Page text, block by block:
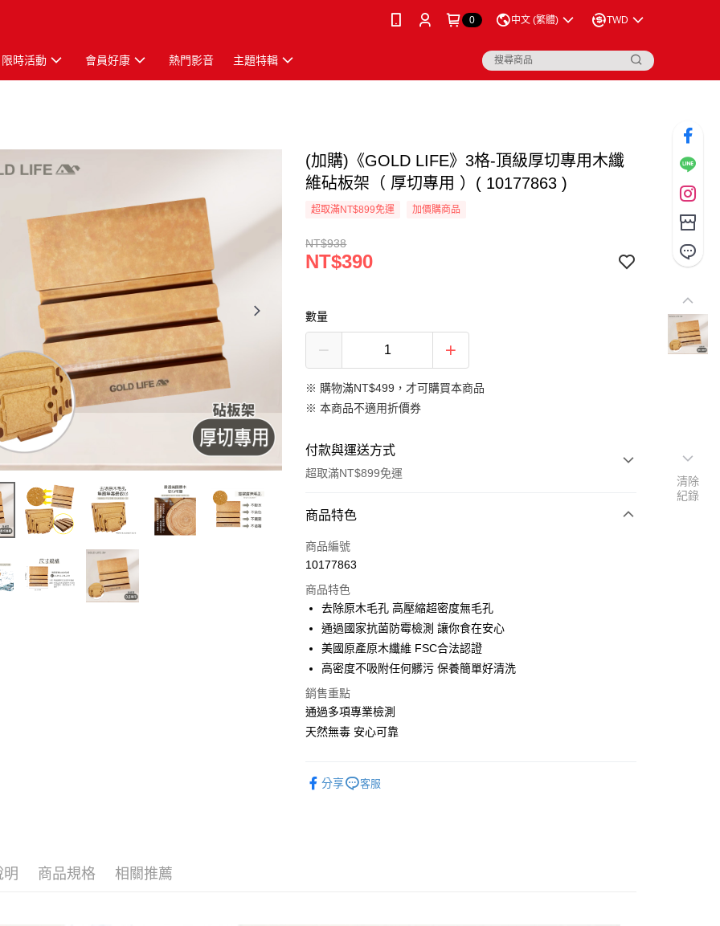
0 中文 (繁體) TWD
限時活動 會員好康 熱門影音 主題特輯
(加購)《GOLD LIFE》3格-頂級厚切專用木纖
維砧板架（ 厚切專用 ）( 10177863 )
超取滿NT$899免運 加價購商品
NT$938
NT$390
數量
※ 購物滿NT$499，才可購買本商品
※ 本商品不適用折價券
付款與運送方式
超取滿NT$899免運
付款方式
信用卡一次付款
3 期 0 利率 每期NT$130
合作金庫商業銀行
第一商業銀行
華南商業銀行
國泰世華商業銀行
兆豐國際商業銀行
臺灣中小企業銀行
匯豐（台灣）商業銀行
聯邦商業銀行
台新國際商業銀行
台灣樂天信用卡公司
超商取貨付款
Apple Pay
街口支付
Google Pay
商品特色
商品編號
10177863
商品特色
去除原木毛孔 高壓縮超密度無毛孔
通過國家抗菌防霉檢測 讓你食在安心
美國原產原木纖維 FSC合法認證
高密度不吸附任何髒污 保養簡單好清洗
銷售重點
通過多項專業檢測
天然無毒 安心可靠
分享 客服
明 商品規格 相關推薦
清除
紀錄